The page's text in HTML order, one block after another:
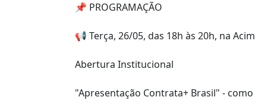
📌 PROGRAMAÇÃO
📢 Terça, 26/05, das 18h às 20h, na
Abertura Institucional
"Apresentação Contrata+ Brasil" -